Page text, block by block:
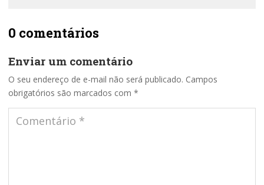
0 comentários
Enviar um comentário
O seu endereço de e-mail não será publicado. Campos
obrigatórios são marcados com *